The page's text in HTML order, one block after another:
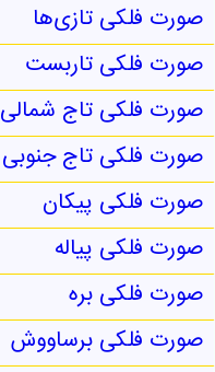
صورت فلکی تازی‌ها
صورت فلکی تاربست
صورت فلکی تاج شمالی
صورت فلکی تاج جنوبی
صورت فلکی پیکان
صورت فلکی پیاله
صورت فلکی بره
صورت فلکی برساووش